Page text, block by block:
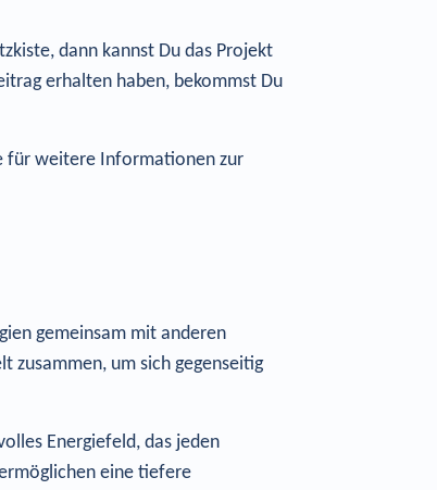
dann kannst Du das Projekt
erhalten haben, bekommst Du
für weitere Informationen zur
gemeinsam mit anderen
zusammen, um sich gegenseitig
Energiefeld, das jeden
eine tiefere